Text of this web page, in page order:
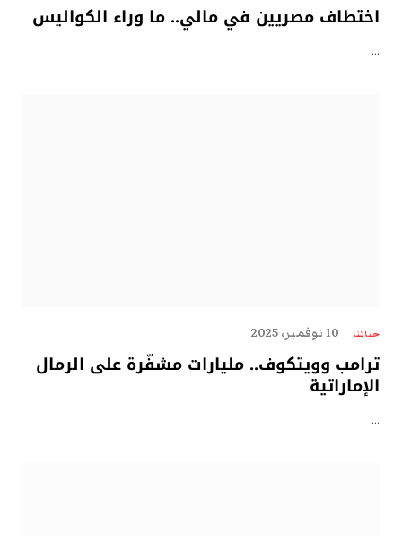
اختطاف مصريين في مالي.. ما وراء الكواليس
…
حياتنا 10 نوفمبر، 2025
ترامب وويتكوف.. مليارات مشفّرة على الرمال
الإماراتية
…